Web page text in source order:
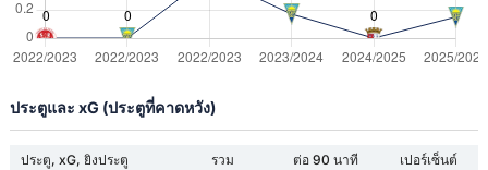
ประตูและ xG (ประตูที่คาดหวัง)
ประตู, xG, ยิงประตู รวม ต่อ 90 นาที
เปอร์เซ็นต์